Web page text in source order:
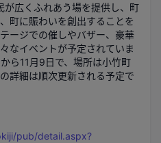
広くふれあう場を提供し、町
町に賑わいを創出することを
ージでの催しやバザー、豪華
なイベントが予定されていま
ら11月9日で、場所は小竹町
詳細は順次更新される予定で
pub/detail.aspx?